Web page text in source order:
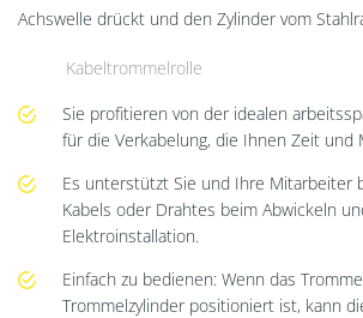
Achswelle drückt und den Zylinder vom
Kabeltrommelrolle
Sie profitieren von der idealen
für die Verkabelung, die Ihnen Zeit und
Es unterstützt Sie und Ihre Mitarbeiter
Kabels oder Drahtes beim Abwickeln
Elektroinstallation.
Einfach zu bedienen: Wenn das
Trommelzylinder positioniert ist, kann